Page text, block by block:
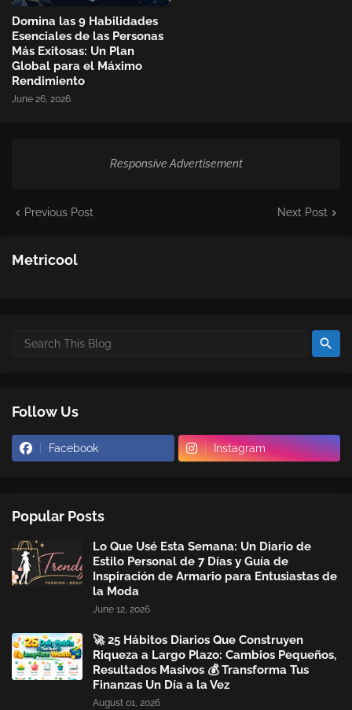
Domina las 9 Habilidades
Esenciales de las Personas
Más Exitosas: Un Plan
Global para el Máximo
Rendimiento
June 26, 2026
Responsive Advertisement
Previous Post Next Post
Metricool
Follow Us
Facebook Instagram
Popular Posts
Lo Que Usé Esta Semana: Un Diario de
Estilo Personal de 7 Días y Guía de
Inspiración de Armario para Entusiastas de
la Moda
June 12, 2026
🚀 25 Hábitos Diarios Que Construyen
Riqueza a Largo Plazo: Cambios Pequeños,
Resultados Masivos 💰 Transforma Tus
Finanzas Un Día a la Vez
August 01, 2026